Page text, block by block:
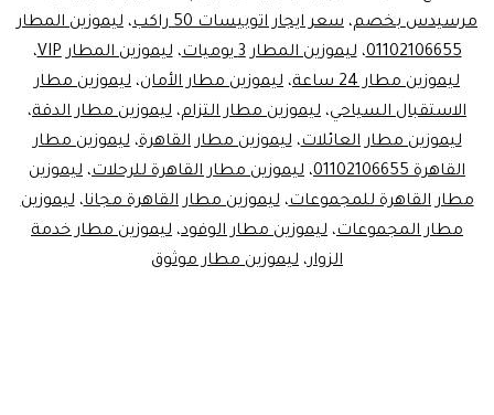
مرسيدس بخصم، سعر ايجار اتوبيسات 50 راكب ، ليموزين المطار
01102106655،ليموزين المطار 3 يوميات ،ليموزين المطار VIP
،
ليموزين مطار 24 ساعة
، ليموزين مطار الأمان، ليموزين مطار
الاستقبال السياحي، ليموزين مطار التزام، ليموزين مطار الدقة،
ليموزين مطار العائلات،ليموزين مطار القاهرة،ليموزين مطار
القاهرة 01102106655
، ليموزين مطار القاهرة للرحلات، ليموزين
مطار القاهرة للمجموعات،ليموزين مطار القاهرة مجانا،ليموزين
مطار المجموعات، ليموزين مطار الوفود، ليموزين مطار خدمة
الزوار، ليموزين مطار موثوق